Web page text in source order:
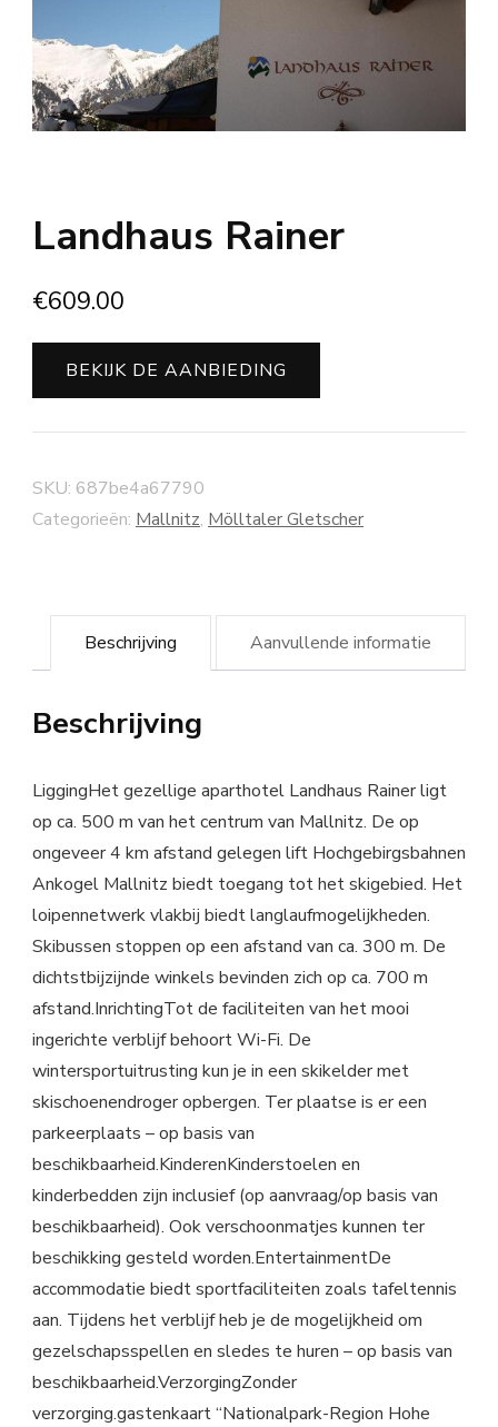
Landhaus Rainer
€609.00
BEKIJK DE AANBIEDING
SKU: 687be4a67790
Categorieën: Mallnitz, Mölltaler Gletscher
Beschrijving Aanvullende informatie
Beschrijving
LiggingHet gezellige aparthotel Landhaus Rainer ligt
op ca. 500 m van het centrum van Mallnitz. De op
ongeveer 4 km afstand gelegen lift Hochgebirgsbahnen
Ankogel Mallnitz biedt toegang tot het skigebied. Het
loipennetwerk vlakbij biedt langlaufmogelijkheden.
Skibussen stoppen op een afstand van ca. 300 m. De
dichtstbijzijnde winkels bevinden zich op ca. 700 m
afstand.InrichtingTot de faciliteiten van het mooi
ingerichte verblijf behoort Wi-Fi. De
wintersportuitrusting kun je in een skikelder met
skischoenendroger opbergen. Ter plaatse is er een
parkeerplaats – op basis van
beschikbaarheid.KinderenKinderstoelen en
kinderbedden zijn inclusief (op aanvraag/op basis van
beschikbaarheid). Ook verschoonmatjes kunnen ter
beschikking gesteld worden.EntertainmentDe
accommodatie biedt sportfaciliteiten zoals tafeltennis
aan. Tijdens het verblijf heb je de mogelijkheid om
gezelschapsspellen en sledes te huren – op basis van
beschikbaarheid.VerzorgingZonder
verzorging.gastenkaart “Nationalpark-Region Hohe